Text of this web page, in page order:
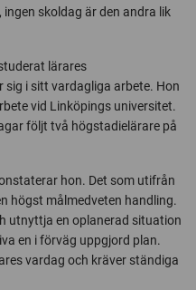
skoldag är den andra lik
lärares
sig i sitt vardagliga arbete. Hon
vid Linköpings universitet.
följt två högstadielärare på
hon. Det som utifrån
högst målmedveten handling.
utnyttja en oplanerad situation
en i förväg uppgjord plan.
vardag och kräver ständiga